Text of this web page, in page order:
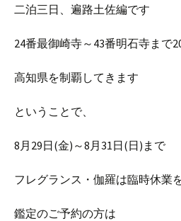
二泊三日、遍路土佐編です
24番最御崎寺～43番明石寺まで
高知県を制覇してきます
ということで、
8月29日(金)～8月31日(日)まで
フレグランス・伽羅は臨時休業
鑑定のご予約の方は